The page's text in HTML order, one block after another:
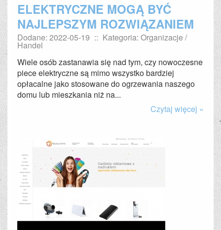
ELEKTRYCZNE MOGĄ BYĆ
NAJLEPSZYM ROZWIĄZANIEM
Dodane: 2022-05-19 :: Kategoria: Organizacje /
Handel
Wiele osób zastanawia się nad tym, czy nowoczesne
piece elektryczne są mimo wszystko bardziej
opłacalne jako stosowane do ogrzewania naszego
domu lub mieszkania niż na...
Czytaj więcej »